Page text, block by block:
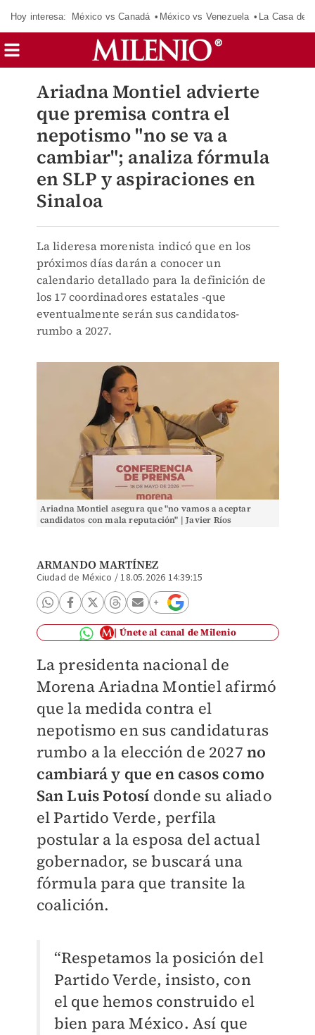
Hoy interesa: México vs Canadá México vs Venezuela La Casa de
Ariadna Montiel advierte
que premisa contra el
nepotismo "no se va a
cambiar"; analiza fórmula
en SLP y aspiraciones en
Sinaloa
La lideresa morenista indicó que en los
próximos días darán a conocer un
calendario detallado para la definición de
los 17 coordinadores estatales -que
eventualmente serán sus candidatos-
rumbo a 2027.
Ariadna Montiel asegura que "no vamos a aceptar
candidatos con mala reputación" | Javier Ríos
ARMANDO MARTÍNEZ
Ciudad de México /18.05.2026 14:39:15
Únete al canal de Milenio
La presidenta nacional de
Morena Ariadna Montiel afirmó
que la medida contra el
nepotismo en sus candidaturas
rumbo a la elección de 2027 no
cambiará y que en casos como
San Luis Potosí donde su aliado
el Partido Verde, perfila
postular a la esposa del actual
gobernador, se buscará una
fórmula para que transite la
coalición.
“Respetamos la posición del
Partido Verde, insisto, con
el que hemos construido el
bien para México. Así que